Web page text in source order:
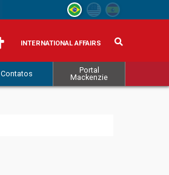
INTERNATIONAL AFFAIRS
Contatos
Portal
Mackenzie